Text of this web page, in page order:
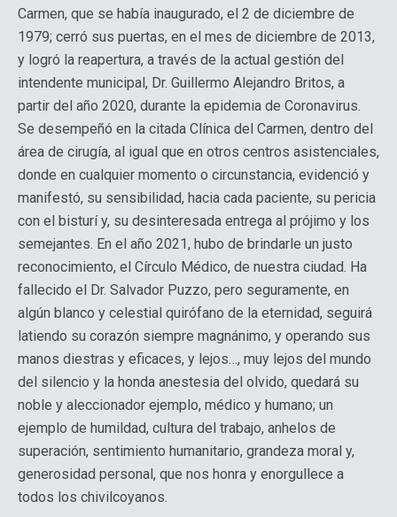
Carmen, que se había inaugurado, el 2 de diciembre de
1979; cerró sus puertas, en el mes de diciembre de 2013,
y logró la reapertura, a través de la actual gestión del
intendente municipal, Dr. Guillermo Alejandro Britos, a
partir del año 2020, durante la epidemia de Coronavirus.
Se desempeñó en la citada Clínica del Carmen, dentro del
área de cirugía, al igual que en otros centros asistenciales,
donde en cualquier momento o circunstancia, evidenció y
manifestó, su sensibilidad, hacia cada paciente, su pericia
con el bisturí y, su desinteresada entrega al prójimo y los
semejantes. En el año 2021, hubo de brindarle un justo
reconocimiento, el Círculo Médico, de nuestra ciudad. Ha
fallecido el Dr. Salvador Puzzo, pero seguramente, en
algún blanco y celestial quirófano de la eternidad, seguirá
latiendo su corazón siempre magnánimo, y operando sus
manos diestras y eficaces, y lejos…, muy lejos del mundo
del silencio y la honda anestesia del olvido, quedará su
noble y aleccionador ejemplo, médico y humano; un
ejemplo de humildad, cultura del trabajo, anhelos de
superación, sentimiento humanitario, grandeza moral y,
generosidad personal, que nos honra y enorgullece a
todos los chivilcoyanos.